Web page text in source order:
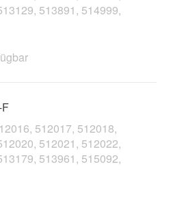
513891, 514999,
512017, 512018,
512021, 512022,
513961, 515092,